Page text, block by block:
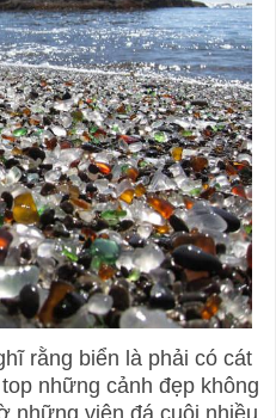
rằng biển là phải có cát
những cảnh đẹp không
những viên đá cuội nhiều